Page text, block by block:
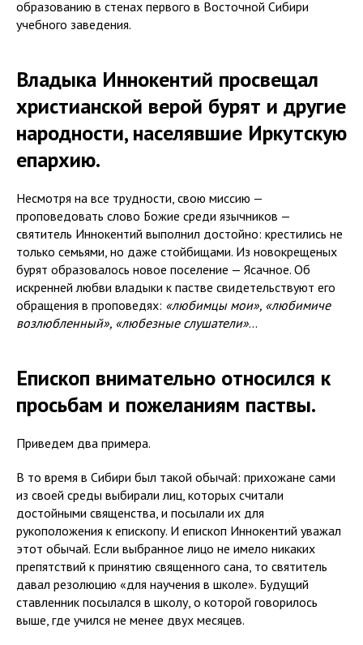
образованию в стенах первого в Восточной Сибири
учебного заведения.
Владыка Иннокентий просвещал
христианской верой бурят и другие
народности, населявшие Иркутскую
епархию.
Несмотря на все трудности, свою миссию —
проповедовать слово Божие среди язычников —
святитель Иннокентий выполнил достойно: крестились не
только семьями, но даже стойбищами. Из новокрещеных
бурят образовалось новое поселение — Ясачное. Об
искренней любви владыки к пастве свидетельствуют его
обращения в проповедях: «любимцы мои», «любимиче
возлюбленный», «любезные слушатели»…
Епископ внимательно относился к
просьбам и пожеланиям паствы.
Приведем два примера.
В то время в Сибири был такой обычай: прихожане сами
из своей среды выбирали лиц, которых считали
достойными священства, и посылали их для
рукоположения к епископу. И епископ Иннокентий уважал
этот обычай. Если выбранное лицо не имело никаких
препятствий к принятию священного сана, то святитель
давал резолюцию «для научения в школе». Будущий
ставленник посылался в школу, о которой говорилось
выше, где учился не менее двух месяцев.